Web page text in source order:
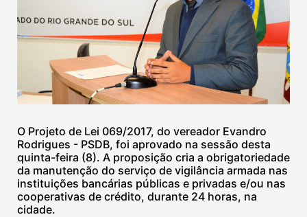
O Projeto de Lei 069/2017, do vereador Evandro
Rodrigues - PSDB, foi aprovado na sessão desta
quinta-feira (8). A proposição cria a obrigatoriedade
da manutenção do serviço de vigilância armada nas
instituições bancárias públicas e privadas e/ou nas
cooperativas de crédito, durante 24 horas, na
cidade.